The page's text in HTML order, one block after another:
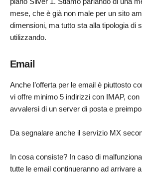
mese, che è già non male per un sito
dimensioni, ma tutto sta alla tipologia di
utilizzando.
Email
Anche l’offerta per le email è piuttosto
vi offre minimo 5 indirizzi con IMAP, con
avvalersi di un server di posta e
Da segnalare anche il servizio MX
In cosa consiste? In caso di
tutte le email continueranno ad arrivare